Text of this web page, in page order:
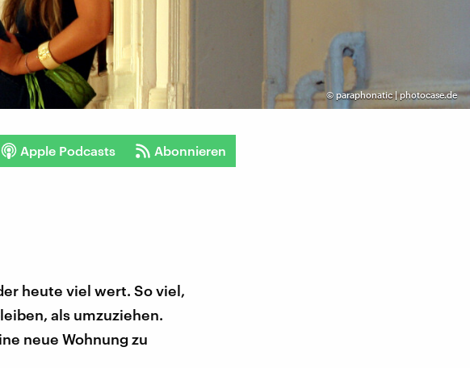
© paraphonatic | photocase.de
Apple Podcasts Abonnieren
heute viel wert. So viel,
als umzuziehen.
neue Wohnung zu